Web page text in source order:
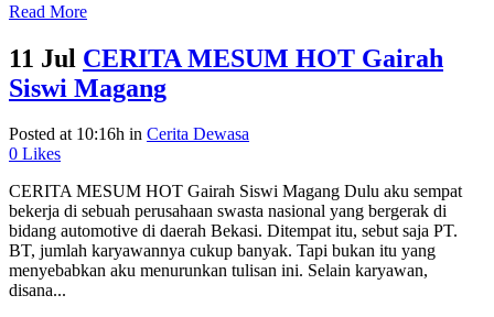
Read More
11 Jul CERITA MESUM HOT Gairah
Siswi Magang
Posted at 10:16h in Cerita Dewasa
0 Likes
CERITA MESUM HOT Gairah Siswi Magang Dulu aku sempat
bekerja di sebuah perusahaan swasta nasional yang bergerak di
bidang automotive di daerah Bekasi. Ditempat itu, sebut saja PT.
BT, jumlah karyawannya cukup banyak. Tapi bukan itu yang
menyebabkan aku menurunkan tulisan ini. Selain karyawan,
disana...